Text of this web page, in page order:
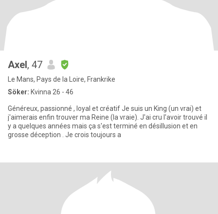
Axel, 47
Le Mans, Pays de la Loire, Frankrike
Söker: Kvinna 26 - 46
Généreux, passionné , loyal et créatif Je suis un King (un vrai) et
j'aimerais enfin trouver ma Reine (la vraie). J'ai cru l'avoir trouvé il
y a quelques années mais ça s'est terminé en désillusion et en
grosse déception . Je crois toujours a